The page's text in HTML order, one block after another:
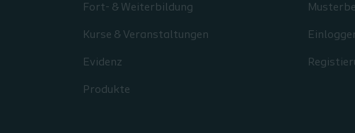
Fort- & Weiterbildung
Kurse & Veranstaltungen
Evidenz
Produkte